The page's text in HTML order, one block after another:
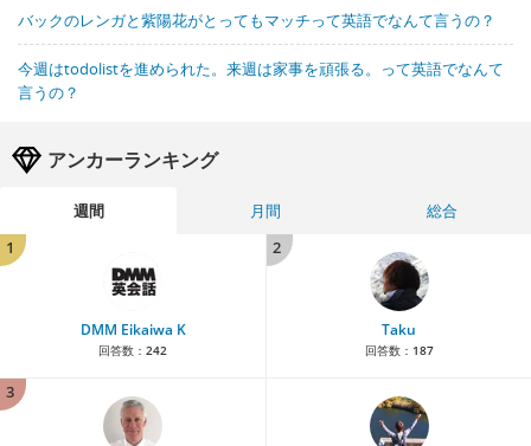
バックのレンガと紫陽花がとってもマッチって英語でなんて言うの？
今週はtodolistを進められた。来週は家事を頑張る。って英語でなんて
言うの？
アンカーランキング
週間 月間
総合
1
DMM Eikaiwa K
回答数： 242
2
Taku
回答数： 187
3